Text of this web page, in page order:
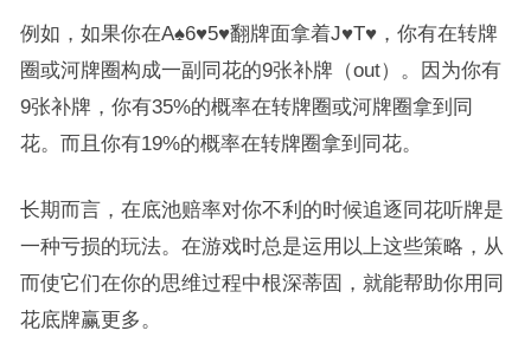
例如，如果你在A♠6♥5♥翻牌面拿着J♥T♥，你有在转牌
圈或河牌圈构成一副同花的9张补牌（out）。因为你有
9张补牌，你有35%的概率在转牌圈或河牌圈拿到同
花。而且你有19%的概率在转牌圈拿到同花。
长期而言，在底池赔率对你不利的时候追逐同花听牌是
一种亏损的玩法。在游戏时总是运用以上这些策略，从
而使它们在你的思维过程中根深蒂固，就能帮助你用同
花底牌赢更多。